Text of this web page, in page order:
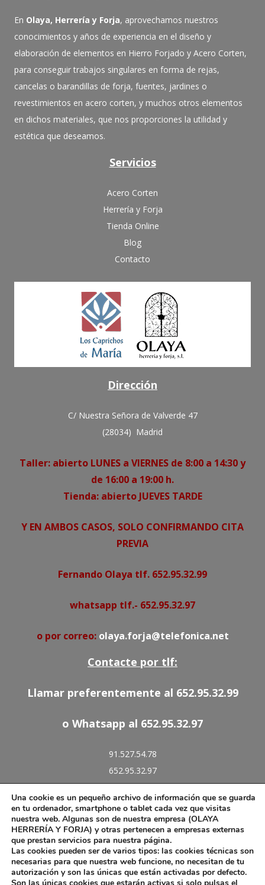
En Olaya, Herrería y Forja, aprovechamos nuestros
conocimientos y años de experiencia en el diseño y
elaboración de elementos en Hierro Forjado y Acero Corten,
para conseguir trabajos singulares en forma de rejas,
cancelas o barandillas de forja, fuentes, jardines o
revestimientos en acero corten, y muchos otros elementos
en dichos materiales, que nos proporciones la utilidad y
estética que deseamos.
Servicios
Acero Corten
Herrería y Forja
Tienda Online
Blog
Contacto
Dirección
C/ Nuestra Señora de Valverde 47
(28034) Madrid
Taller: abierto LUNES a VIERNES de 8:00 a 14:30 y
de 16:00 a 19:00 h.
Tienda: abierto JUEVES TARDE
Y EN AMBOS CASOS, SOLO CONFIRMANDO CITA
PREVIA
Fernando Olaya tlf. 652.95.32.99
whatsapp tlf.- 652.95.32.97
o por correo: olaya.forja@telefonica.net
Contacte por tlf:
Llamar preferentemente al 652.95.32.99
o Whatsapp al 652.95.32.97
91.527.54.78
652.95.32.97
olaya.forja@telefonica.net
Aviso Legal
Política de Cookies
Una cookie es un pequeño archivo de información que se guarda
en tu ordenador, smartphone o tablet cada vez que visitas
nuestra web. Algunas son de nuestra empresa (OLAYA
HERRERÍA Y FORJA) y otras pertenecen a empresas externas
que prestan servicios para nuestra página.
Las cookies pueden ser de varios tipos: las cookies técnicas son
necesarias para que nuestra web funcione, no necesitan de tu
autorización y son las únicas que están activadas por defecto.